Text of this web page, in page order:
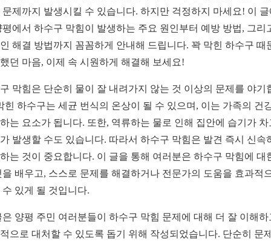
문제까지 발생시킬 수 있습니다. 하지만 걱정하지 마세요! 이
평에서 하수구 막힘이 발생하는 주요 원인부터 예방 방법, 그리
해결 방법까지 꼼꼼하게 안내해 드립니다. 꽉 막힌 하수구 때
던 마음, 이제 속 시원하게 해결해 보세요!
막힘은 단순히 물이 잘 내려가지 않는 것 이상의 문제를 야기
힌 하수구는 세균 번식의 온상이 될 수 있으며, 이는 가족의 건
는 요소가 됩니다. 또한, 역류하는 물로 인해 집안에 습기가 차
발생할 수도 있습니다. 따라서 하수구 막힘은 발견 즉시 신속
는 것이 중요합니다. 이 글을 통해 여러분은 하수구 막힘에 대
을 배우고, 스스로 문제를 해결하거나 전문가의 도움을 효과적
수 있게 될 것입니다.
은 양평 주민 여러분들이 하수구 막힘 문제에 대해 더 잘 이해하
으로 대처할 수 있도록 돕기 위해 작성되었습니다. 단순히 문